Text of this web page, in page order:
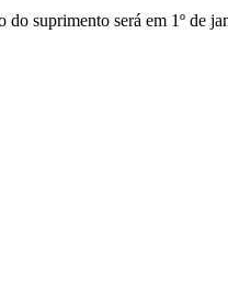
suprimento será em 1º de